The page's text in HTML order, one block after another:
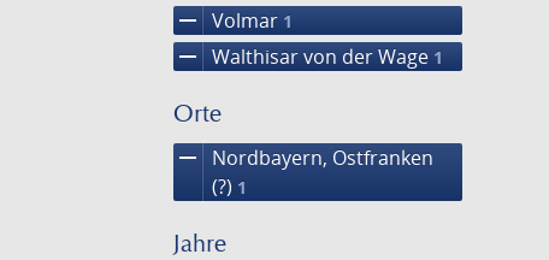
remove Volmar 1
remove Walthisar von der Wage 1
Orte
remove
Nordbayern, Ostfranken
(?) 1
Jahre